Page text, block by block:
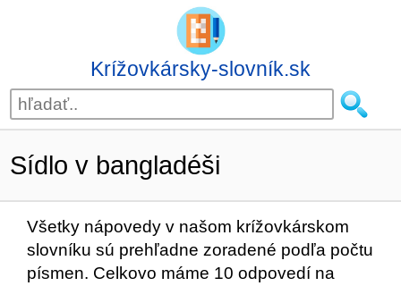
Krížovkársky-slovník.sk
Sídlo v bangladéši
Všetky nápovedy v našom krížovkárskom
slovníku sú prehľadne zoradené podľa počtu
písmen. Celkovo máme 10 odpovedí na